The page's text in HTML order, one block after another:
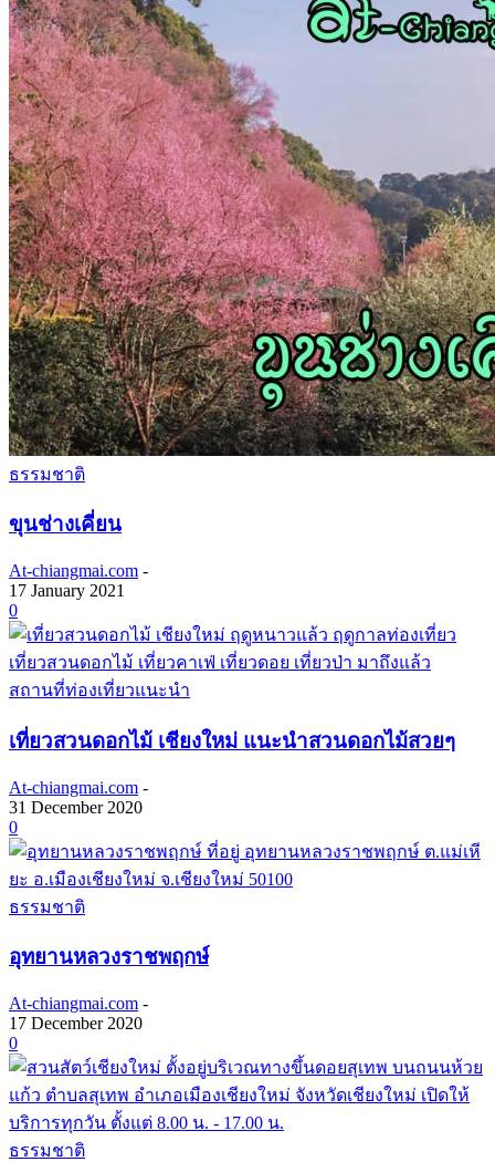
ธรรมชาติ
ขุนช่างเคี่ยน
At-chiangmai.com -
17 January 2021
0
สถานที่ท่องเที่ยวแนะนำ
เที่ยวสวนดอกไม้ เชียงใหม่ แนะนำสวนดอกไม้สวยๆ
At-chiangmai.com -
31 December 2020
0
ธรรมชาติ
อุทยานหลวงราชพฤกษ์
At-chiangmai.com -
17 December 2020
0
ธรรมชาติ